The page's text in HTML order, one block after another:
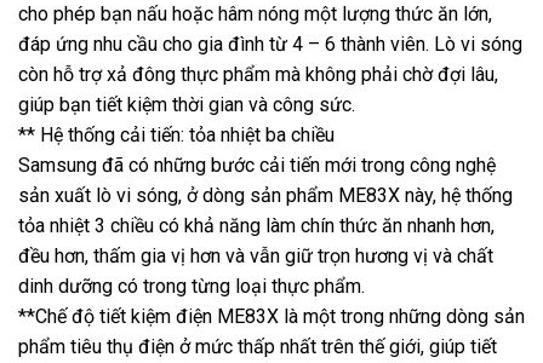
cho phép bạn nấu hoặc hâm nóng một lượng thức ăn lớn,
đáp ứng nhu cầu cho gia đình từ 4 – 6 thành viên. Lò vi sóng
còn hỗ trợ xả đông thực phẩm mà không phải chờ đợi lâu,
giúp bạn tiết kiệm thời gian và công sức.
** Hệ thống cải tiến: tỏa nhiệt ba chiều
Samsung đã có những bước cải tiến mới trong công nghệ
sản xuất lò vi sóng, ở dòng sản phẩm ME83X này, hệ thống
tỏa nhiệt 3 chiều có khả năng làm chín thức ăn nhanh hơn,
đều hơn, thấm gia vị hơn và vẫn giữ trọn hương vị và chất
dinh dưỡng có trong từng loại thực phẩm.
**Chế độ tiết kiệm điện ME83X là một trong những dòng sản
phẩm tiêu thụ điện ở mức thấp nhất trên thế giới, giúp tiết